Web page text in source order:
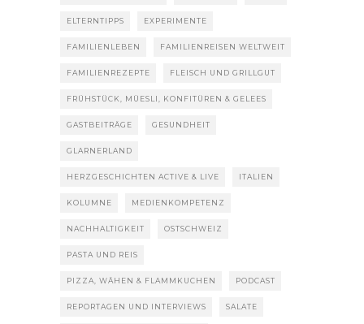
ELTERNTIPPS EXPERIMENTE
FAMILIENLEBEN FAMILIENREISEN WELTWEIT
FAMILIENREZEPTE FLEISCH UND GRILLGUT
FRÜHSTÜCK, MÜESLI, KONFITÜREN & GELEES
GASTBEITRÄGE GESUNDHEIT
GLARNERLAND
HERZGESCHICHTEN ACTIVE & LIVE ITALIEN
KOLUMNE MEDIENKOMPETENZ
NACHHALTIGKEIT OSTSCHWEIZ
PASTA UND REIS
PIZZA, WÄHEN & FLAMMKUCHEN PODCAST
REPORTAGEN UND INTERVIEWS SALATE